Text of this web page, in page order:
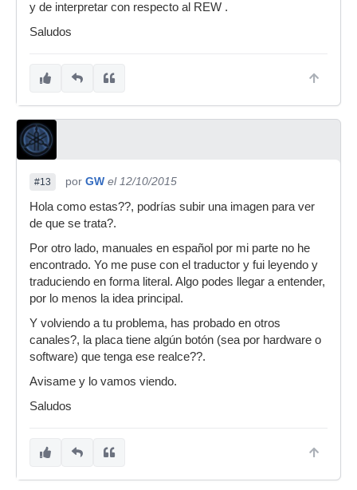
y de interpretar con respecto al REW .
Saludos
#13 por GW el 12/10/2015
Hola como estas??, podrías subir una imagen para ver
de que se trata?.
Por otro lado, manuales en español por mi parte no he
encontrado. Yo me puse con el traductor y fui leyendo y
traduciendo en forma literal. Algo podes llegar a entender,
por lo menos la idea principal.
Y volviendo a tu problema, has probado en otros
canales?, la placa tiene algún botón (sea por hardware o
software) que tenga ese realce??.
Avisame y lo vamos viendo.
Saludos